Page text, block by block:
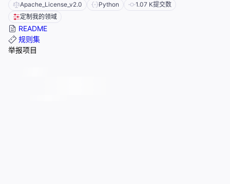
Apache_License_v2.0 Python 1.07 K提交数
定制我的领域
README
规则集
举报项目